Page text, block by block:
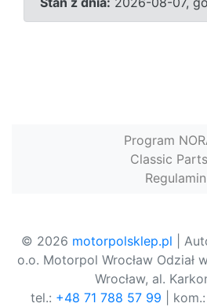
Program
Classic Parts
Regulamin
© 2026 motorpolsklep.pl |
o.o. Motorpol Wrocław Odział
Wrocław, al.
tel.: +48 71 788 57 99 | kom.: